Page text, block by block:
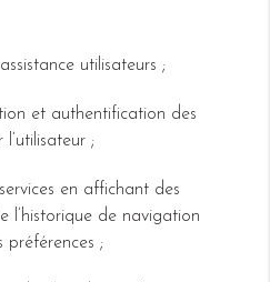
utilisateurs ;
et authentification des
;
en affichant des
l’historique de navigation
préférences ;